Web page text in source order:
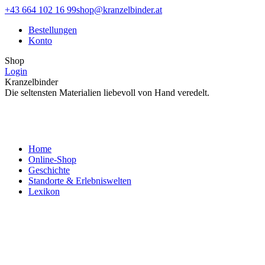
Zum
springen
Facebook
opens
window
Instagram
opens
window
+43 664 102 16 99shop@kranzelbinder.at
Bestellungen
Konto
Shop
Login
Kranzelbinder
Die seltensten Materialien liebevoll von Hand veredelt.
Home
Online-Shop
Geschichte
Standorte & Erlebniswelten
Lexikon